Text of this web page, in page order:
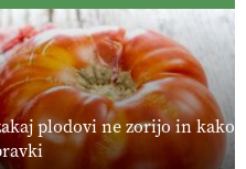
plodovi ne zorijo in kako